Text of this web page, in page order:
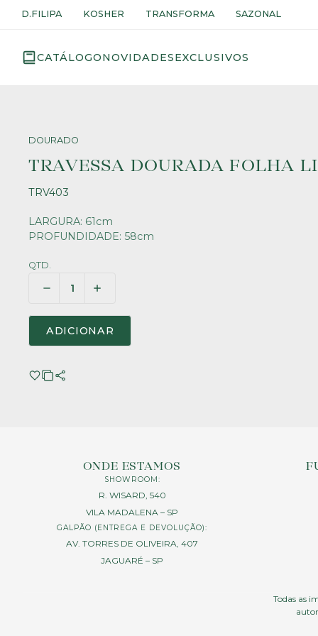
D.FILIPA KOSHER TRANSFORMA SAZONAL
CATÁLOGONOVIDADESEXCLUSIVOS
DOURADO
TRAVESSA DOURADA FOLHA
TRV403
LARGURA: 61cm
PROFUNDIDADE: 58cm
QTD.
ADICIONAR
ONDE ESTAMOS
SHOWROOM:
R. WISARD, 540
VILA MADALENA – SP
GALPÃO (ENTREGA E DEVOLUÇÃO):
AV. TORRES DE OLIVEIRA, 407
JAGUARÉ – SP
Todas as